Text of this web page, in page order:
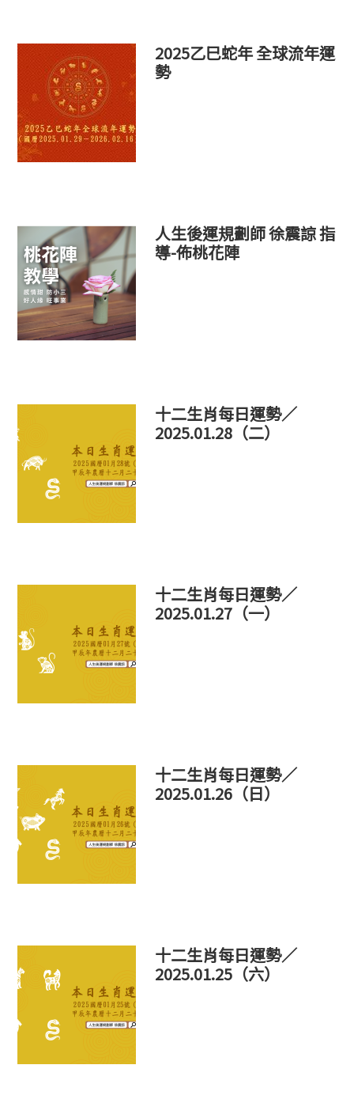
2025乙巳蛇年 全球流年運
勢
人生後運規劃師 徐震諒 指
導-佈桃花陣
十二生肖每日運勢／
2025.01.28（二）
十二生肖每日運勢／
2025.01.27（一）
十二生肖每日運勢／
2025.01.26（日）
十二生肖每日運勢／
2025.01.25（六）